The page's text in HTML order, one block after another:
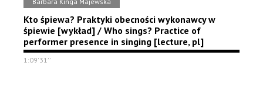
Kto śpiewa? Praktyki obecności wykonawcy w
śpiewie [wykład] / Who sings? Practice of
performer presence in singing [lecture, pl]
1:09'31''